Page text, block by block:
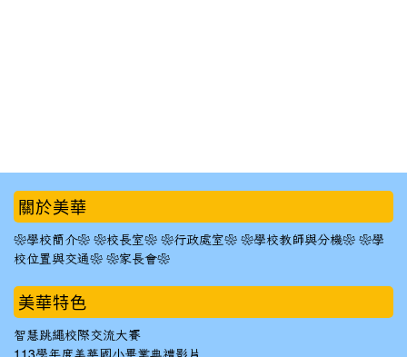
::: 關於美華
❀學校簡介❀ ❀校長室❀ ❀行政處室❀ ❀學校教師與分機❀ ❀學
校位置與交通❀ ❀家長會❀
美華特色
智慧跳繩校際交流大賽
113學年度美華國小畢業典禮影片